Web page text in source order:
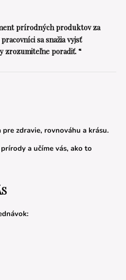
prírodných produktov za
sa snažia vyjsť
zrozumiteľne poradiť. “
zdravie, rovnováhu a krásu.
a učíme vás, ako to